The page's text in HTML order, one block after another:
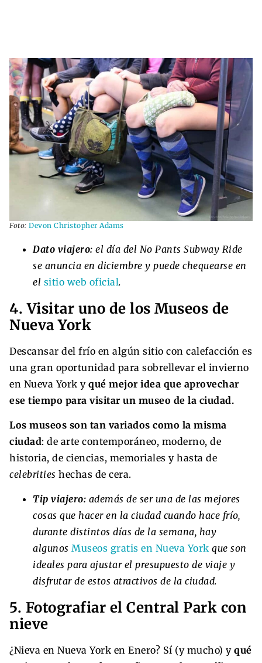
Foto: Devon Christopher Adams
Dato viajero: el día del No Pants Subway Ride
se anuncia en diciembre y puede chequearse en
el sitio web oficial.
4. Visitar uno de los Museos de
Nueva York
Descansar del frío en algún sitio con calefacción es
una gran oportunidad para sobrellevar el invierno
en Nueva York y qué mejor idea que aprovechar
ese tiempo para visitar un museo de la ciudad.
Los museos son tan variados como la misma
ciudad: de arte contemporáneo, moderno, de
historia, de ciencias, memoriales y hasta de
celebrities hechas de cera.
Tip viajero: además de ser una de las mejores
cosas que hacer en la ciudad cuando hace frío,
durante distintos días de la semana, hay
algunos Museos gratis en Nueva York que son
ideales para ajustar el presupuesto de viaje y
disfrutar de estos atractivos de la ciudad.
5. Fotografiar el Central Park con
nieve
¿Nieva en Nueva York en Enero? Sí (y mucho) y qué